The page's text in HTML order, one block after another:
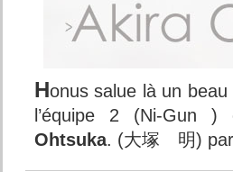
Honus salue là un
l’équipe 2 (Ni-Gun
Ohtsuka. (大塚 明) par